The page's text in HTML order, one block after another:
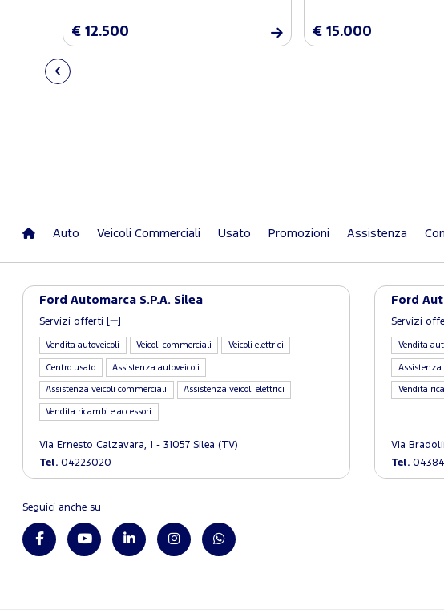
€ 12.500 € 15.000
Auto Veicoli Commerciali Usato Promozioni Assistenza
Ford Automarca S.P.A. Silea
Servizi offerti [
Vendita autoveicoli Veicoli commerciali Veicoli elettrici
Centro usato Assistenza autoveicoli
Assistenza veicoli commerciali Assistenza veicoli elettrici
Vendita ricambi e accessori
Via Ernesto Calzavara, 1 - 31057 Silea (TV)
Tel. 04223020
Ford
Servizi
Vendita
Assistenza
Vendita
Via
Tel.
Seguici anche su